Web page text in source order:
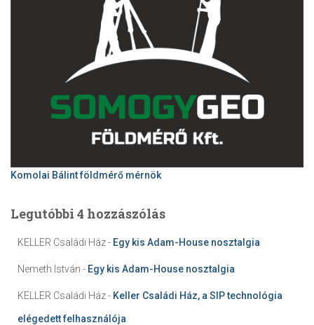
Komolai Bálint földmérő mérnök
Legutóbbi 4 hozzászólás
KELLER Családi Ház- Egy kis Adam-House nosztalgia
Nemeth István - Egy kis Adam-House nosztalgia
KELLER Családi Ház- Keller Családi Ház, a SIP technológia
elégedett felhasználója